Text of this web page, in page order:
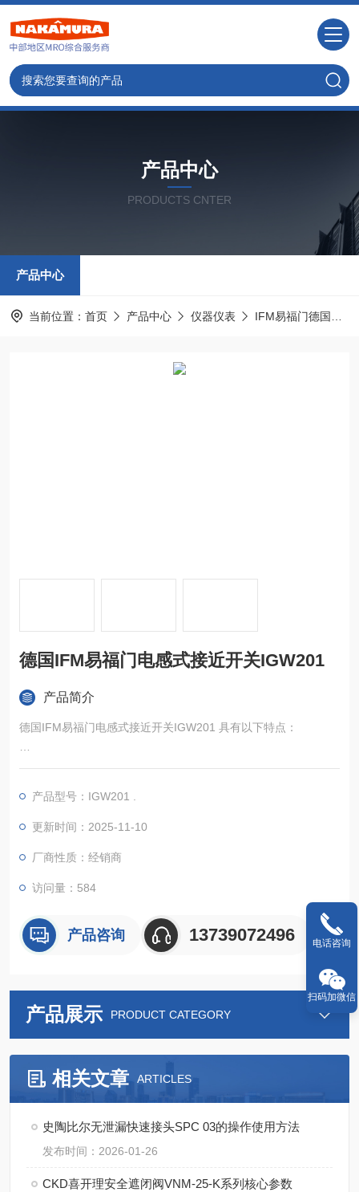
产品中心
PRODUCTS CNTER
产品中心
当前位置： 首页 产品中心 仪器仪表 IFM易福门德国
德国IFM易福门电感式接近开关IGW201
产品简介
德国IFM易福门电感式接近开关IGW201 具有以下特点：
坚固耐用：采用全金属外壳，通常由不锈钢等材质制成，强度
高、耐磨损、抗腐蚀，能承受一定的机械冲击和振动，可适应恶
检测精度高：利用优良的电感感应技术，能精确检测金属物体的
接近，低传感器容差确保了检测的可靠性，可准确判断被检测物
体的位置变化，为控制系统提供精准的位置反馈信号。
产品型号：IGW201 .
更新时间：2025-11-10
厂商性质：经销商
访问量：584
产品咨询 13739072496
产品展示 PRODUCT CATEGORY
相关文章 ARTICLES
史陶比尔无泄漏快速接头SPC 03的操作使用方法
发布时间：2026-01-26
CKD喜开理安全遮闭阀VNM-25-K系列核心参数
电话咨询
扫码加微信